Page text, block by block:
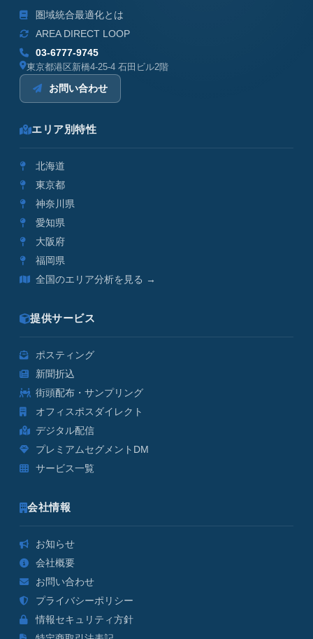
圏域統合最適化とは
AREA DIRECT LOOP
03-6777-9745
東京都港区新橋4-25-4 石田ビル2階
お問い合わせ
エリア別特性
北海道
東京都
神奈川県
愛知県
大阪府
福岡県
全国のエリア分析を見る →
提供サービス
ポスティング
新聞折込
街頭配布・サンプリング
オフィスポスダイレクト
デジタル配信
プレミアムセグメントDM
サービス一覧
会社情報
お知らせ
会社概要
お問い合わせ
プライバシーポリシー
情報セキュリティ方針